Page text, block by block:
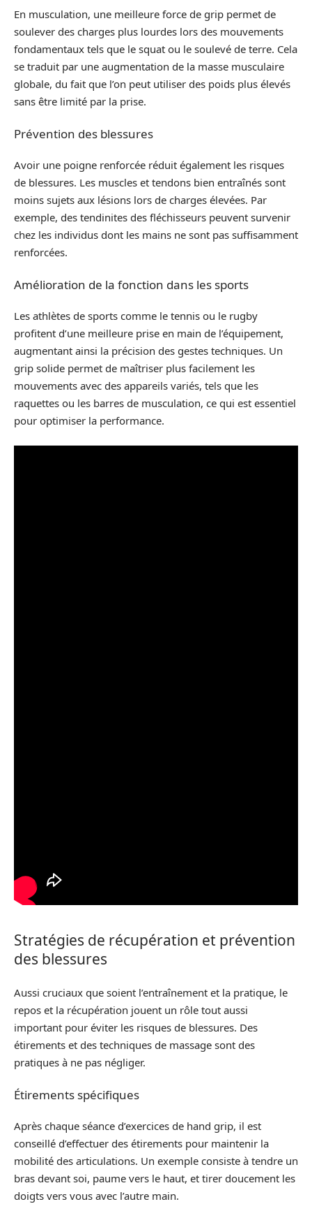
En musculation, une meilleure force de grip permet de
soulever des charges plus lourdes lors des mouvements
fondamentaux tels que le squat ou le soulevé de terre. Cela
se traduit par une augmentation de la masse musculaire
globale, du fait que l’on peut utiliser des poids plus élevés
sans être limité par la prise.
Prévention des blessures
Avoir une poigne renforcée réduit également les risques
de blessures. Les muscles et tendons bien entraînés sont
moins sujets aux lésions lors de charges élevées. Par
exemple, des tendinites des fléchisseurs peuvent survenir
chez les individus dont les mains ne sont pas suffisamment
renforcées.
Amélioration de la fonction dans les sports
Les athlètes de sports comme le tennis ou le rugby
profitent d’une meilleure prise en main de l’équipement,
augmentant ainsi la précision des gestes techniques. Un
grip solide permet de maîtriser plus facilement les
mouvements avec des appareils variés, tels que les
raquettes ou les barres de musculation, ce qui est essentiel
pour optimiser la performance.
Stratégies de récupération et prévention
des blessures
Aussi cruciaux que soient l’entraînement et la pratique, le
repos et la récupération jouent un rôle tout aussi
important pour éviter les risques de blessures. Des
étirements et des techniques de massage sont des
pratiques à ne pas négliger.
Étirements spécifiques
Après chaque séance d’exercices de hand grip, il est
conseillé d’effectuer des étirements pour maintenir la
mobilité des articulations. Un exemple consiste à tendre un
bras devant soi, paume vers le haut, et tirer doucement les
doigts vers vous avec l’autre main.